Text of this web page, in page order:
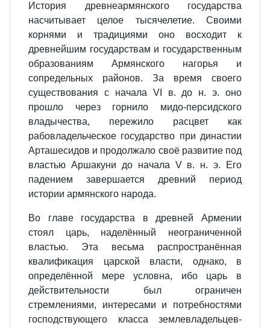
История древнеармянского государства
насчитывает целое тысячелетие. Своими
корнями и традициями оно восходит к
древнейшим государствам и государственным
образованиям Армянского нагорья и
сопредельных районов. За время своего
существования с начала VI в. до н. э. оно
прошло через горнило мидо‐персидского
владычества, пережило расцвет как
рабовладельческое государство при династии
Арташесидов и продолжало своё развитие под
властью Аршакуни до начала V в. н. э. Его
падением завершается древний период
истории армянского народа.
Во главе государства в древней Армении
стоял царь, наделённый неограниченной
властью. Эта весьма распространённая
квалификация царской власти, однако, в
определённой мере условна, ибо царь в
действительности был ограничен
стремлениями, интересами и потребностями
господствующего класса землевладельцев‐